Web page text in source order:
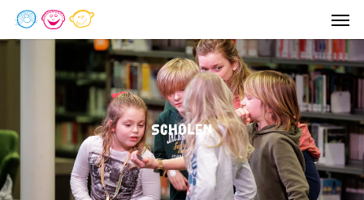
Skip
to
Menu
Scholen